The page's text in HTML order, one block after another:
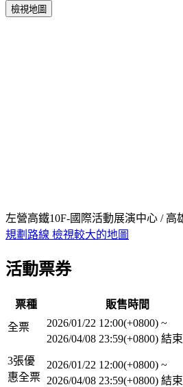
檢視地圖
左營高鐵10F-國際活動展演中心 / 高
規劃路線 檢視較大的地圖
活動票券
票種 販售時間
全票
2026/01/22 12:00(+0800) ~
2026/04/08 23:59(+0800) 結
3張優
惠全票
2026/01/22 12:00(+0800) ~
2026/04/08 23:59(+0800) 結